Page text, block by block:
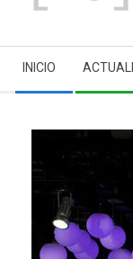
Navigation
Menu
INICIO